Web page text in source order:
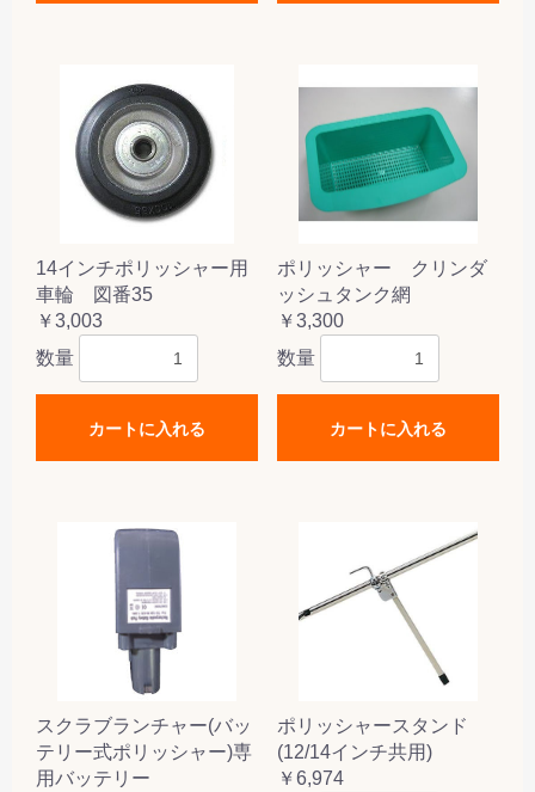
14インチポリッシャー用
車輪 図番35
￥3,003
数量
カートに入れる
ポリッシャー クリンダ
ッシュタンク網
￥3,300
数量
カートに入れる
スクラブランチャー(バッ
テリー式ポリッシャー)専
用バッテリー
ポリッシャースタンド
(12/14インチ共用)
￥6,974